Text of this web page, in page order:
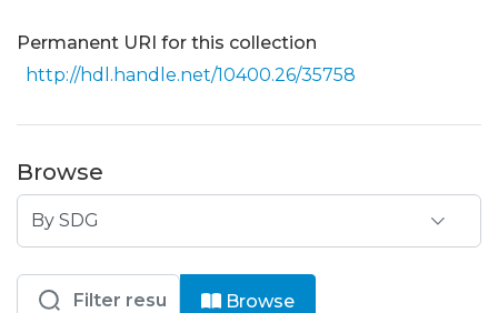
Permanent URI for this collection
http://hdl.handle.net/10400.26/35758
Browse
Browsing AFA - DECGES -
Browse